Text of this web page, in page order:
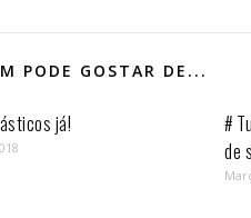
PODE GOSTAR DE...
já!
#
de